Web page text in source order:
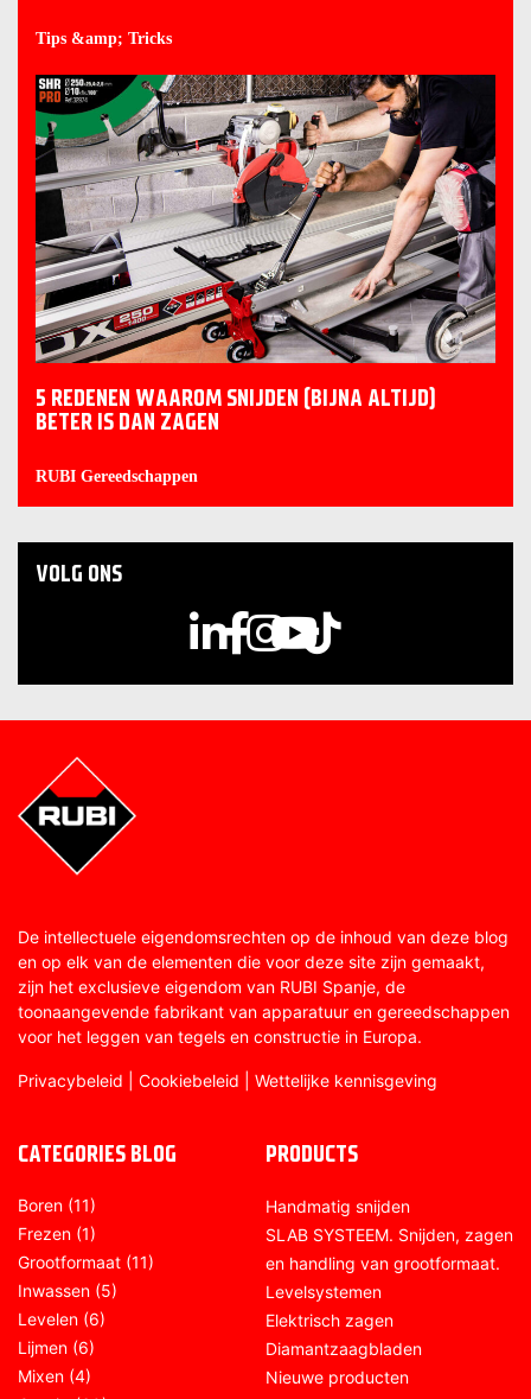
Tips &amp; Tricks
5 REDENEN WAAROM SNIJDEN (BIJNA ALTIJD)
BETER IS DAN ZAGEN
RUBI Gereedschappen
VOLG ONS
De intellectuele eigendomsrechten op de inhoud van deze blog
en op elk van de elementen die voor deze site zijn gemaakt,
zijn het exclusieve eigendom van RUBI Spanje, de
toonaangevende fabrikant van apparatuur en gereedschappen
voor het leggen van tegels en constructie in Europa.
Privacybeleid Cookiebeleid Wettelijke kennisgeving
CATEGORIES BLOG
Boren (11)
Frezen (1)
Grootformaat (11)
Inwassen (5)
Levelen (6)
Lijmen (6)
Mixen (4)
PRODUCTS
Handmatig snijden
SLAB SYSTEEM. Snijden, zagen
en handling van grootformaat.
Levelsystemen
Elektrisch zagen
Diamantzaagbladen
Nieuwe producten